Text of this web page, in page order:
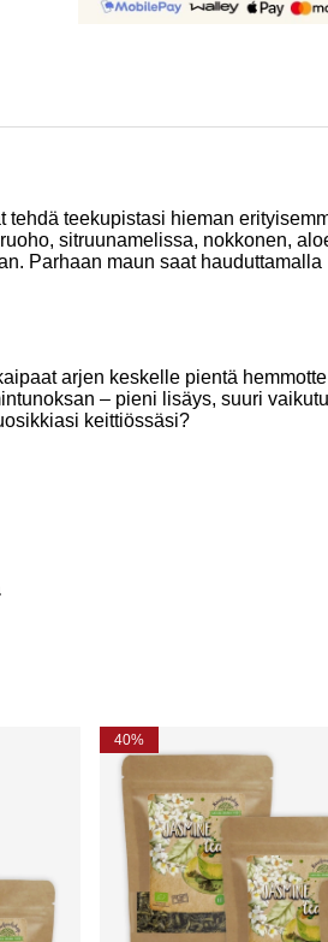
teekupistasi hieman
sitruunamelissa, nokkonen,
Parhaan maun saat
arjen keskelle pientä
– pieni lisäys, suuri
keittiössäsi?
40%